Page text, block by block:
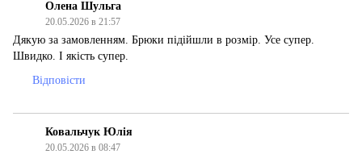
Олена Шульга
20.05.2026 в 21:57
Дякую за замовленням. Брюки підійшли в розмір. Усе супер.
Швидко. І якість супер.
Відповісти
Ковальчук Юлія
20.05.2026 в 08:47